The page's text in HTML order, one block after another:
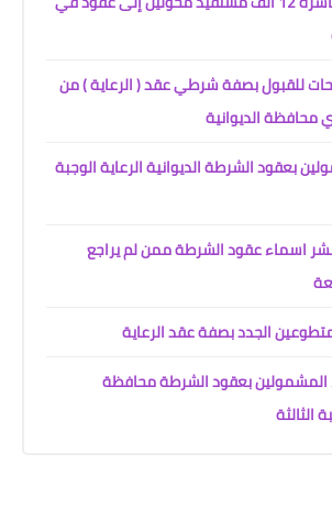
للقبول بصفة شرطي عقد ( الرعاية ) من
محافظة الديوانية
بعقود الشرطة الديوانية الرعاية الوجبة
اسماء عقود الشرطة ممن لم يراجع
الجدد بصفة عقد الرعاية
بعقود الشرطة محافظة
الثالثة